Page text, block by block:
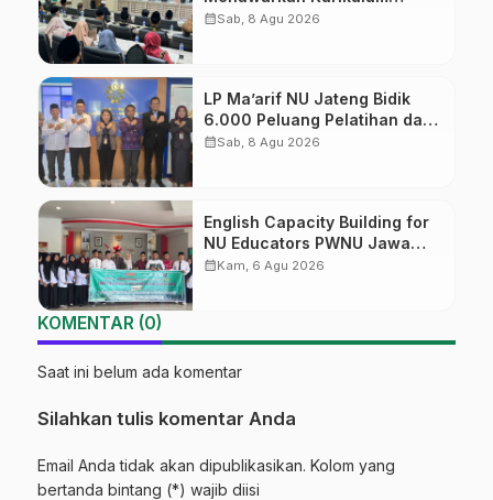
Diversifikasi, Harapan Baru
calendar_monthSab, 8 Agu 2026
LP Ma’arif NU Jateng Bidik
6.000 Peluang Pelatihan dan
Sertifikasi bagi Lulusan SMK
calendar_monthSab, 8 Agu 2026
English Capacity Building for
NU Educators PWNU Jawa
Tengah Batch#4; Membuka
calendar_monthKam, 6 Agu 2026
KOMENTAR (0)
Saat ini belum ada komentar
Silahkan tulis komentar Anda
Email Anda tidak akan dipublikasikan. Kolom yang
bertanda bintang (*) wajib diisi